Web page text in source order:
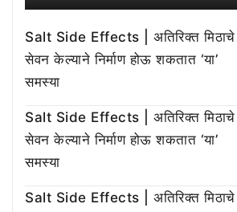
Salt Side Effects | अतिरिक्त मिठाचे
सेवन केल्याने निर्माण होऊ शकतात ‘या’
समस्या
Salt Side Effects | अतिरिक्त मिठाचे
सेवन केल्याने निर्माण होऊ शकतात ‘या’
समस्या
Salt Side Effects | अतिरिक्त मिठाचे